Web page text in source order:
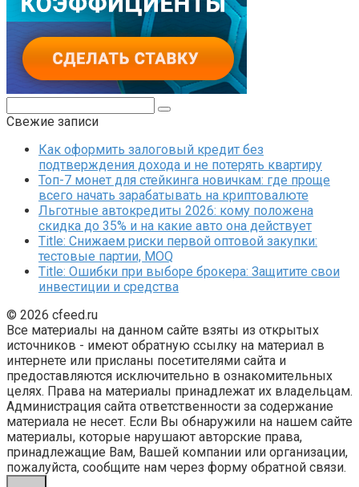
Свежие записи
Как оформить залоговый кредит без
подтверждения дохода и не потерять квартиру
Топ-7 монет для стейкинга новичкам: где проще
всего начать зарабатывать на криптовалюте
Льготные автокредиты 2026: кому положена
скидка до 35% и на какие авто она действует
Title: Снижаем риски первой оптовой закупки:
тестовые партии, MOQ
Title: Ошибки при выборе брокера: Защитите свои
инвестиции и средства
© 2026 cfeed.ru
Все материалы на данном сайте взяты из открытых
источников - имеют обратную ссылку на материал в
интернете или присланы посетителями сайта и
предоставляются исключительно в ознакомительных
целях. Права на материалы принадлежат их владельцам.
Администрация сайта ответственности за содержание
материала не несет. Если Вы обнаружили на нашем сайте
материалы, которые нарушают авторские права,
принадлежащие Вам, Вашей компании или организации,
пожалуйста, сообщите нам через форму обратной связи.